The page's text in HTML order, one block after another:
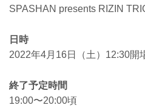
SPASHAN presents RIZIN
日時
2022年4月16日（土）12:30開
終了予定時間
19:00〜20:00頃